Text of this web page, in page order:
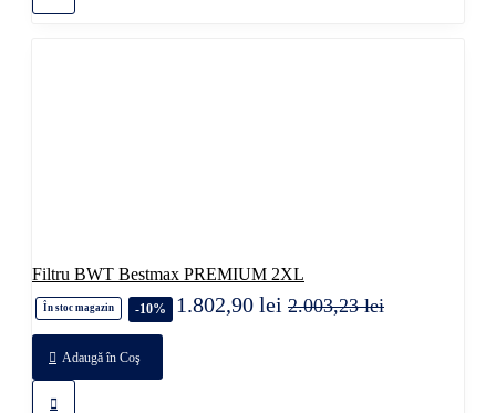
Filtru BWT Bestmax PREMIUM 2XL
În stoc magazin -10% 1.802,90 lei 2.003,23 lei
Adaugă în Coş